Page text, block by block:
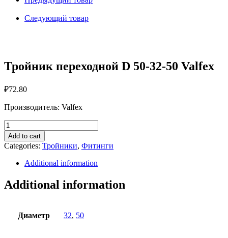
Следующий товар
Тройник переходной D 50-32-50 Valfex
₽72.80
Производитель: Valfex
Тройник
переходной
D
50-
Valfex
quantity
Add to cart
Categories: Тройники, Фитинги
Additional information
Additional information
Диаметр 32, 50